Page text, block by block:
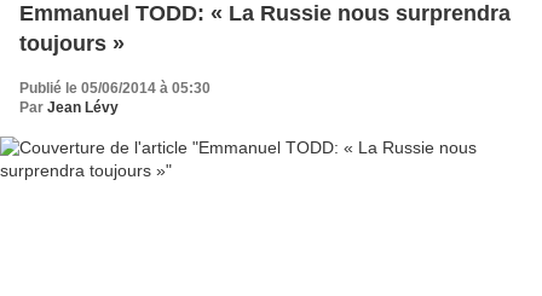
Emmanuel TODD: « La Russie nous surprendra
toujours »
Publié le 05/06/2014 à 05:30
Par Jean Lévy